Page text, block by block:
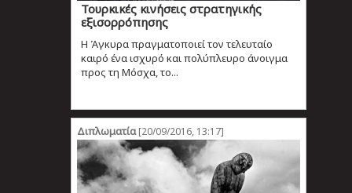
Τουρκικές κινήσεις στρατηγικής
εξισορρόπησης
Η Άγκυρα πραγματοποιεί τον τελευταίο
καιρό ένα ισχυρό και πολύπλευρο άνοιγμα
προς τη Μόσχα, το...
Διπλωματία[20/09/2016, 13:17]